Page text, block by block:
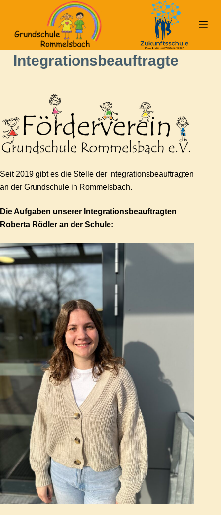
m
I
s
p
r
n
g
n
Integrationsbeauftragte
Seit 2019 gibt es die Stelle der Integrationsbeauftragten
an der Grundschule in Rommelsbach.
Die Aufgaben unserer Integrationsbeauftragten
Roberta Rödler an der Schule: